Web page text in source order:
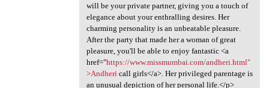
will be your private partner, giving you a touch of
elegance about your enthralling desires. Her
charming personality is an unbeatable pleasure.
After the party that made her a woman of great
pleasure, you'll be able to enjoy fantastic <a
href="https://www.missmumbai.com/andheri.html"
>Andhericall girls</a>. Her privileged parentage is
an unusual depiction of her personal life.</p>